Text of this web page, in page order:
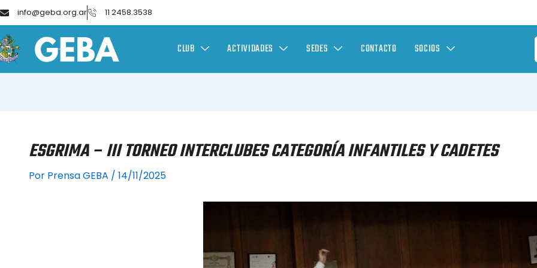
info@geba.org.ar 11 2458.3538
CLUB ACTIVIDADES SEDES CONTACTO SOCIOS
ESGRIMA – III TORNEO INTERCLUBES CATEGORÍA INFANTILES Y CADETES
Por Prensa GEBA / 14/11/2025